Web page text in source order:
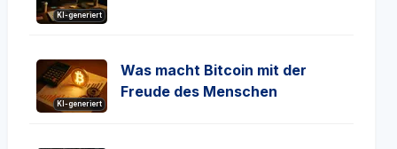
KI-generiert
KI-generiert
Was macht Bitcoin mit der
Freude des Menschen